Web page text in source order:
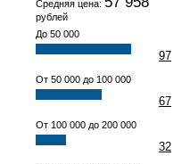
Средняя цена:
рублей
До 50 000
97
От 50 000 до 100 000
67
От 100 000 до 200 000
32